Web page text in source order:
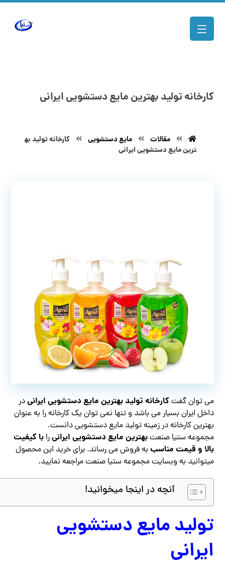
کارخانه تولید بهترین مایع دستشویی ایرانی
مقالات مایع دستشویی
کارخانه تولید به
ترین مایع دستشویی ایرانی
می توان گفتکارخانه تولید بهترین مایع دستشویی ایرانیدر
داخل ایران بسیار می باشد و تنها نمی توان یک کارخانه را به عنوان
بهترین کارخانه در زمینه تولید مایع دستشویی دانست.
مجموعه ستیا صنعتبهترین مایع دستشویی ایرانیرابا کیفیت
بالا و قیمت مناسب به فروش می رساند‌. برای خرید این محصول
میتوانید به وبسایت مجموعه ستیا صنعت مراجعه نمایید.
آنچه در اینجا میخوانید!
تولید مایع دستشویی
ایرانی